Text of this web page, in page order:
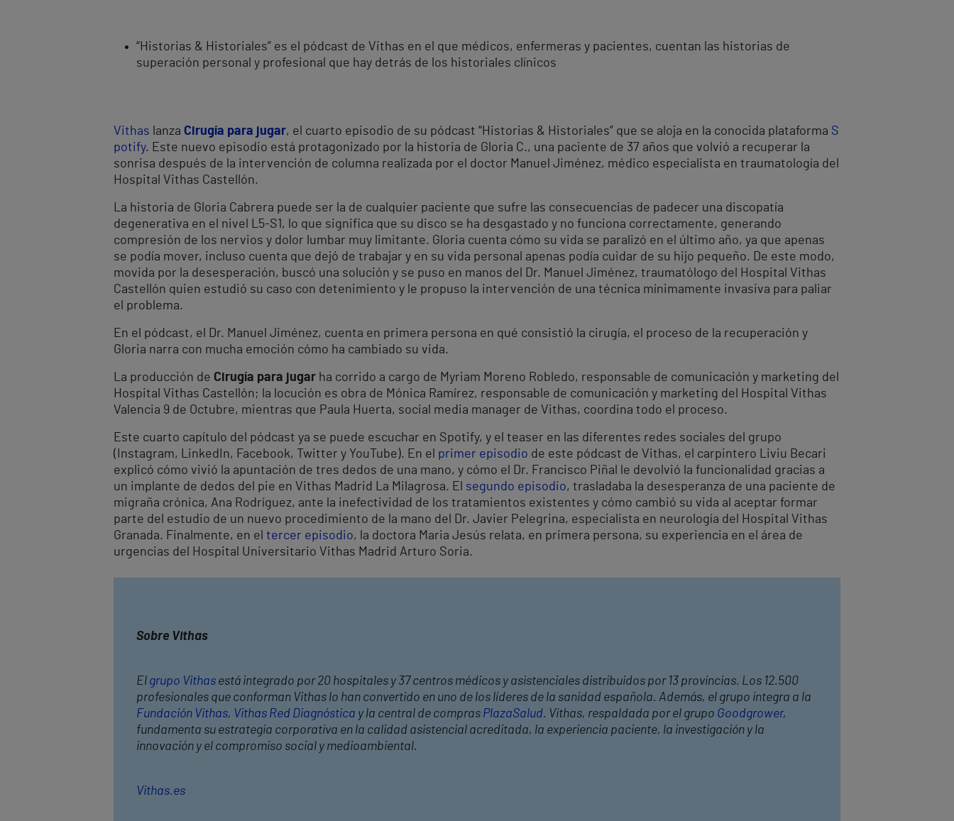
“Historias & Historiales” es el pódcast de Vithas en el que médicos, enfermeras y pacientes, cuentan las historias de
superación personal y profesional que hay detrás de los historiales clínicos
Vithas lanza Cirugía para jugar, el cuarto episodio de su pódcast “Historias & Historiales” que se aloja en la conocida plataforma S
potify. Este nuevo episodio está protagonizado por la historia de Gloria C., una paciente de 37 años que volvió a recuperar la
sonrisa después de la intervención de columna realizada por el doctor Manuel Jiménez, médico especialista en traumatología del
Hospital Vithas Castellón.
La historia de Gloria Cabrera puede ser la de cualquier paciente que sufre las consecuencias de padecer una discopatía
degenerativa en el nivel L5-S1, lo que significa que su disco se ha desgastado y no funciona correctamente, generando
compresión de los nervios y dolor lumbar muy limitante. Gloria cuenta cómo su vida se paralizó en el último año, ya que apenas
se podía mover, incluso cuenta que dejó de trabajar y en su vida personal apenas podía cuidar de su hijo pequeño. De este modo,
movida por la desesperación, buscó una solución y se puso en manos del Dr. Manuel Jiménez, traumatólogo del Hospital Vithas
Castellón quien estudió su caso con detenimiento y le propuso la intervención de una técnica mínimamente invasiva para paliar
el problema.
En el pódcast, el Dr. Manuel Jiménez, cuenta en primera persona en qué consistió la cirugía, el proceso de la recuperación y
Gloria narra con mucha emoción cómo ha cambiado su vida.
La producción de Cirugía para jugar ha corrido a cargo de Myriam Moreno Robledo, responsable de comunicación y marketing del
Hospital Vithas Castellón; la locución es obra de Mónica Ramírez, responsable de comunicación y marketing del Hospital Vithas
Valencia 9 de Octubre, mientras que Paula Huerta, social media manager de Vithas, coordina todo el proceso.
Este cuarto capítulo del pódcast ya se puede escuchar en Spotify, y el teaser en las diferentes redes sociales del grupo
(Instagram, LinkedIn, Facebook, Twitter y YouTube). En el primer episodio de este pódcast de Vithas, el carpintero Liviu Becari
explicó cómo vivió la apuntación de tres dedos de una mano, y cómo el Dr. Francisco Piñal le devolvió la funcionalidad gracias a
un implante de dedos del pie en Vithas Madrid La Milagrosa. El segundo episodio, trasladaba la desesperanza de una paciente de
migraña crónica, Ana Rodríguez, ante la inefectividad de los tratamientos existentes y cómo cambió su vida al aceptar formar
parte del estudio de un nuevo procedimiento de la mano del Dr. Javier Pelegrina, especialista en neurología del Hospital Vithas
Granada. Finalmente, en el tercer episodio, la doctora Maria Jesús relata, en primera persona, su experiencia en el área de
urgencias del Hospital Universitario Vithas Madrid Arturo Soria.
Sobre Vithas
El grupo Vithas está integrado por 20 hospitales y 37 centros médicos y asistenciales distribuidos por 13 provincias. Los 12.500
profesionales que conforman Vithas lo han convertido en uno de los líderes de la sanidad española. Además, el grupo integra a la
Fundación Vithas, Vithas Red Diagnóstica y la central de compras PlazaSalud. Vithas, respaldada por el grupo Goodgrower,
fundamenta su estrategia corporativa en la calidad asistencial acreditada, la experiencia paciente, la investigación y la
innovación y el compromiso social y medioambiental.
Vithas.es